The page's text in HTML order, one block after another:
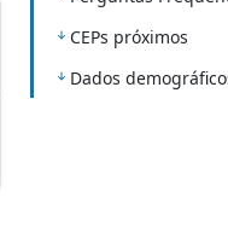
CEPs próximos
Dados